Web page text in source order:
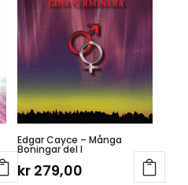
Edgar Cayce – Många
Boningar del I
kr 279,00